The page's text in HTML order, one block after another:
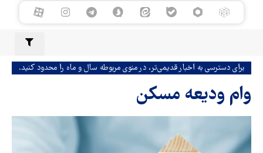
برای دسترسی به اخبار قدیمی‌تر، در منوی مربوطه سال و ماه را محدود کنید.
وام ودیعه مسکن